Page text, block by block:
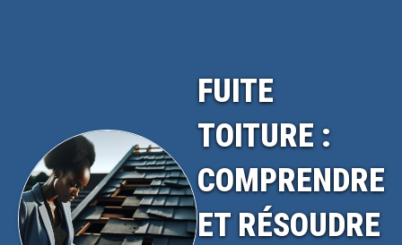
FUITE
TOITURE :
COMPRENDRE
ET RÉSOUDRE